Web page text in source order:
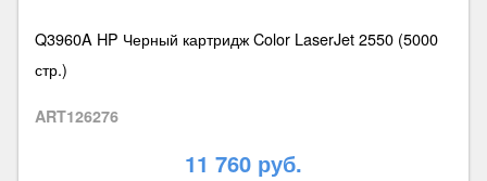
Q3960A HP Черный картридж Color LaserJet 2550 (5000
стр.)
ART126276
11 760 руб.